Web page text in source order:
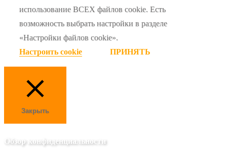
использование ВСЕХ файлов cookie. Есть
возможность выбрать настройки в разделе
«Настройки файлов cookie».
Настроить cookie
ПРИНЯТЬ
Закрыть
Обзор конфиденциальности